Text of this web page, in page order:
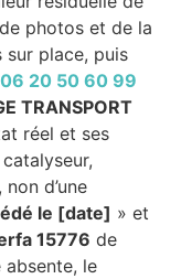
photos et de la
place, puis
06 20 50 60 99
TRANSPORT
réel et ses
, non d’une
le [date] » et
15776 de
le